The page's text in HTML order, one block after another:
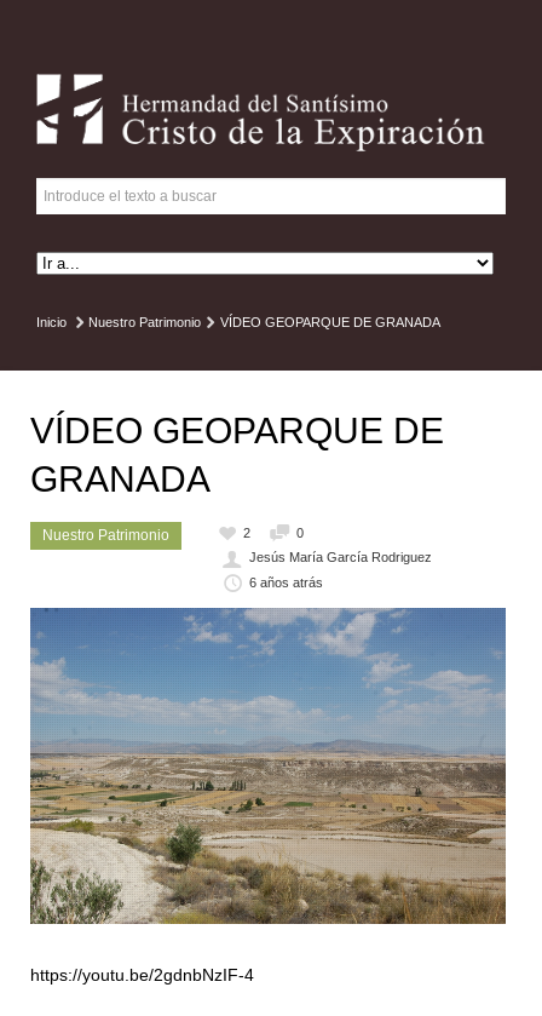
Inicio Nuestro Patrimonio VÍDEO GEOPARQUE DE GRANADA
VÍDEO GEOPARQUE DE
GRANADA
Nuestro Patrimonio 2
0
Jesús María García Rodriguez
6 años atrás
https://youtu.be/2gdnbNzIF-4